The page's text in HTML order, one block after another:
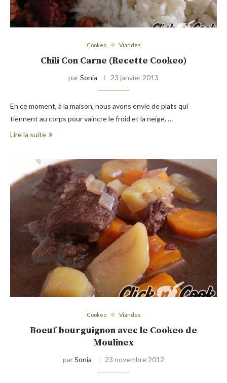
Cookeo Viandes
Chili Con Carne (Recette Cookeo)
parSonia 23 janvier 2013
En ce moment, à la maison, nous avons envie de plats qui
tiennent au corps pour vaincre le froid et la neige. …
Lire la suite
Cookeo Viandes
Boeuf bourguignon avec le Cookeo de
Moulinex
parSonia 23 novembre 2012